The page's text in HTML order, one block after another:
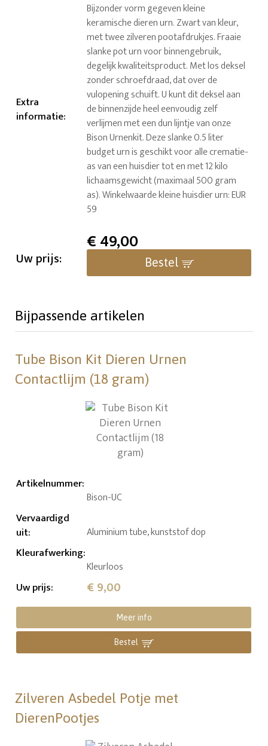
Extra
informatie:
Bijzonder vorm gegeven kleine
keramische dieren urn. Zwart van kleur,
met twee zilveren pootafdrukjes. Fraaie
slanke pot urn voor binnengebruik,
degelijk kwaliteitsproduct. Met los deksel
zonder schroefdraad, dat over de
vulopening schuift. U kunt dit deksel aan
de binnenzijde heel eenvoudig zelf
verlijmen met een dun lijntje van onze
Bison Urnenkit. Deze slanke 0.5 liter
budget urn is geschikt voor alle crematie-
as van een huisdier tot en met 12 kilo
lichaamsgewicht (maximaal 500 gram
as). Winkelwaarde kleine huisdier urn: EUR
59
Uw prijs:
€49,00
Bestel
Bijpassende artikelen
Tube Bison Kit Dieren Urnen
Contactlijm (18 gram)
Artikelnummer:
Bison-UC
Vervaardigd
uit: Aluminium tube, kunststof dop
Kleurafwerking:
Kleurloos
Uw prijs: € 9,00
Meer info
Bestel
Zilveren Asbedel Potje met
DierenPootjes